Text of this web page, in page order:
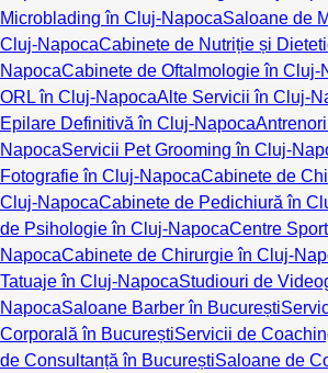
Microblading în Cluj-NapocaSaloane de
Cluj-NapocaCabinete de Nutriție și
NapocaCabinete de Oftalmologie în Cluj-
ORL în Cluj-NapocaAlte Servicii în Cluj-
Epilare Definitivă în Cluj-Napoca
NapocaServicii Pet Grooming în Cluj-
Fotografie în Cluj-NapocaCabinete de
Cluj-NapocaCabinete de Pedichiură în
de Psihologie în Cluj-NapocaCentre
NapocaCabinete de Chirurgie în Cluj-
Tatuaje în Cluj-NapocaStudiouri de
NapocaSaloane Barber în București
Corporală în BucureștiServicii de
de Consultanță în BucureștiSaloane de